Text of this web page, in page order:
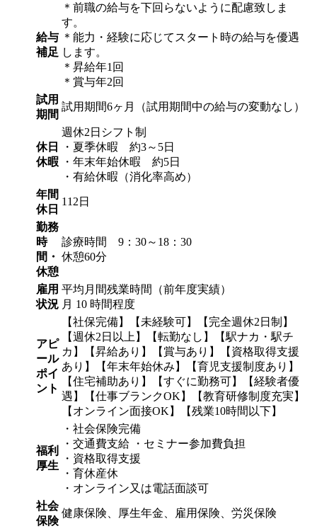
給与
補足
＊前職の給与を下回らないように配慮致しま
す。
＊能力・経験に応じてスタート時の給与を優遇
します。
＊昇給年1回
＊賞与年2回
試用
期間
試用期間6ヶ月（試用期間中の給与の変動なし）
休日
休暇
週休2日シフト制
・夏季休暇 約3～5日
・年末年始休暇 約5日
・有給休暇（消化率高め）
年間
休日
112日
勤務
時
間・
休憩
診療時間 9：30～18：30
休憩60分
雇用
状況
平均月間残業時間（前年度実績）
月 10 時間程度
アピ
ール
ポイ
ント
【社保完備】【未経験可】【完全週休2日制】
【週休2日以上】【転勤なし】【駅ナカ・駅チ
カ】【昇給あり】【賞与あり】【資格取得支援
あり】【年末年始休み】【育児支援制度あり】
【住宅補助あり】【すぐに勤務可】【経験者優
遇】【仕事ブランクOK】【教育研修制度充実】
【オンライン面接OK】【残業10時間以下】
福利
厚生
・社会保険完備
・交通費支給 ・セミナー参加費負担
・資格取得支援
・育休産休
・オンライン又は電話面談可
社会
保険
健康保険、厚生年金、雇用保険、労災保険